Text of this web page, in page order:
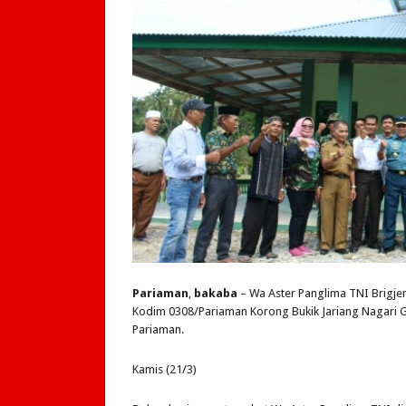
Pariaman, bakaba – Wa Aster Panglima TNI
Kodim 0308/Pariaman Korong Bukik Jariang Nagari
Pariaman.
Kamis (21/3)